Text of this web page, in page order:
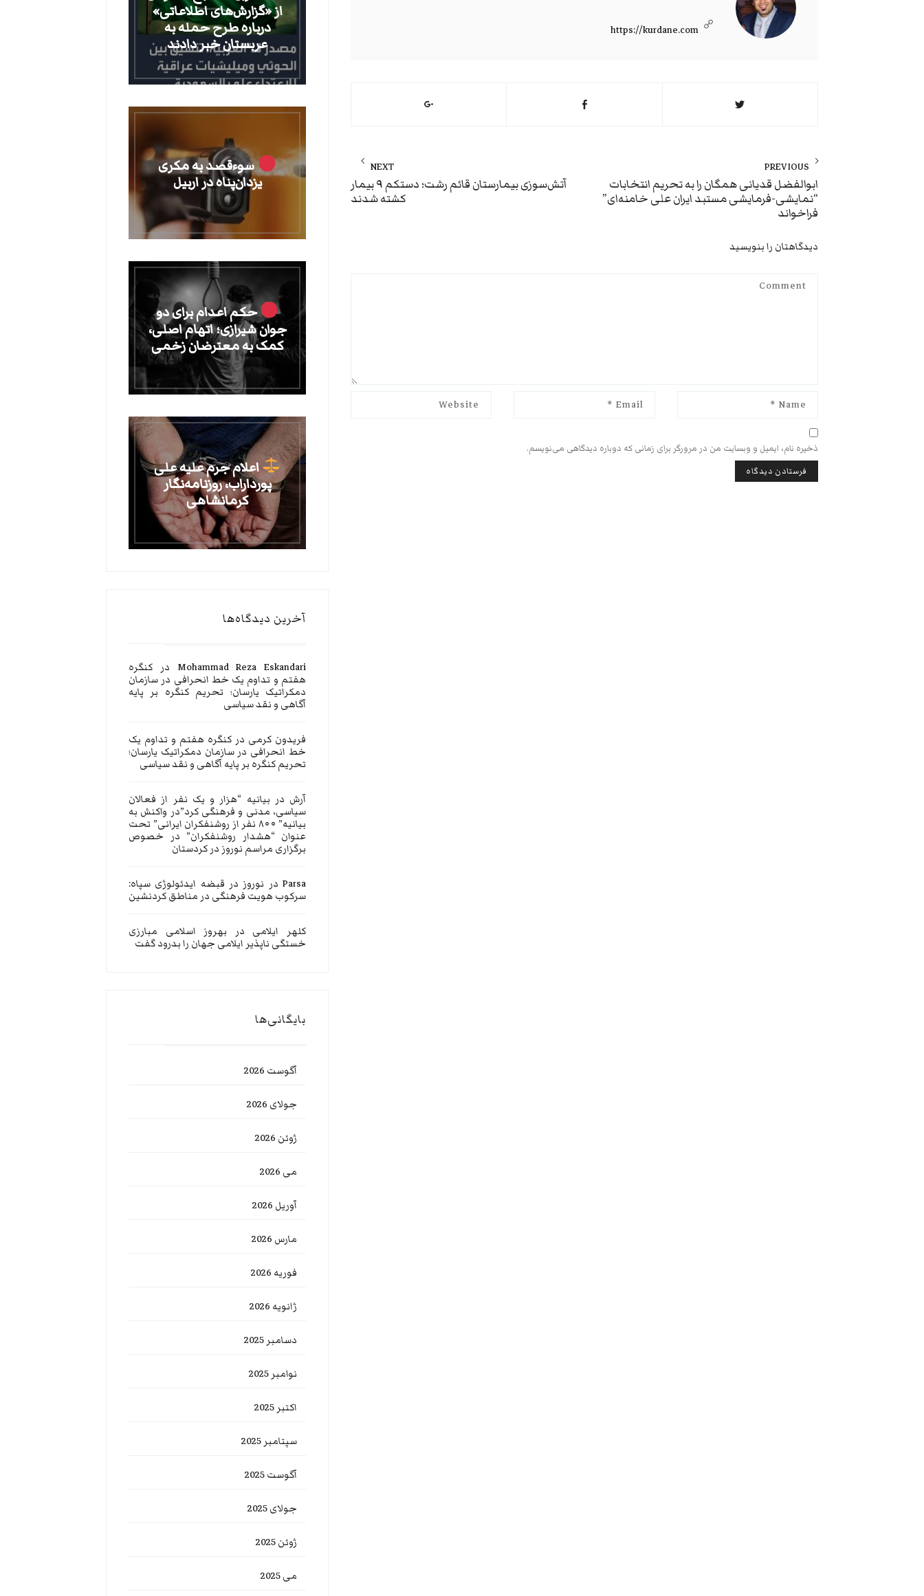
https://kurdane.com
راهبری
نوشته
PREVIOUS
Previous
post:
ابوالفضل قدیانی همگان را به تحریم انتخابات
“نمایشی-فرمایشی مستبد ایران علی خامنه‌ای”
فراخواند
NEXT
Nextآتش‌سوزی بیمارستان قائم رشت؛ دستکم ۹ بیمار
کشته شدند
دیدگاهتان را بنویسید
ذخیره نام، ایمیل و وبسایت من در مرورگر برای زمانی که دوباره دیدگاهی می‌نویسم.
از «گزارش‌های اطلاعاتی»
درباره طرح حمله به
عربستان خبر دادند
سوءقصد به مکری
یزدان‌پناه در اربیل
حکم اعدام برای دو
جوان شیرازی؛ اتهام اصلی،
کمک به معترضان زخمی
اعلام جرم علیه علی
پورداراب، روزنامه‌نگار
کرمانشاهی
آخرین دیدگاه‌ها
Mohammad Reza Eskandari در کنگره
هفتم و تداوم یک خط انحرافی در سازمان
دمکراتیک یارسان؛ تحریم کنگره بر پایه
آگاهی و نقد سیاسی
فریدون کرمی در کنگره هفتم و تداوم یک
خط انحرافی در سازمان دمکراتیک یارسان؛
تحریم کنگره بر پایه آگاهی و نقد سیاسی
آرش در بیانیه “هزار و یک نفر از فعالان
سیاسی، مدنی و فرهنگی کرد”در واکنش به
بیانیه” ۸۰۰ نفر از روشنفکران ایرانی” تحت
عنوان “هشدار روشنفکران” در خصوص
برگزاری مراسم نوروز در کردستان
Parsaدر نوروز در قبضه ایدئولوژی سپاه:
سرکوب هویت فرهنگی در مناطق کردنشین
کلهر ایلامی در بهروز اسلامی مبارزی
خستگی ناپذیر ایلامی جهان را بدرود گفت
بایگانی‌ها
آگوست 2026
جولای 2026
ژوئن 2026
می 2026
آوریل 2026
مارس 2026
فوریه 2026
ژانویه 2026
دسامبر 2025
نوامبر 2025
اکتبر 2025
سپتامبر 2025
آگوست 2025
جولای 2025
ژوئن 2025
می 2025